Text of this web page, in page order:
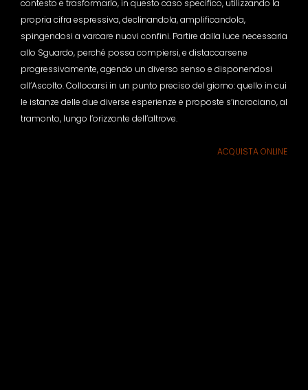
contesto e trasformarlo, in questo caso specifico, utilizzando la
propria cifra espressiva, declinandola, amplificandola,
spingendosi a varcare nuovi confini. Partire dalla luce necessaria
allo Sguardo, perché possa compiersi, e distaccarsene
progressivamente, agendo un diverso senso e disponendosi
all’Ascolto. Collocarsi in un punto preciso del giorno: quello in cui
le istanze delle due diverse esperienze e proposte s’incrociano, al
tramonto, lungo l’orizzonte dell’altrove.
ACQUISTA ONLINE